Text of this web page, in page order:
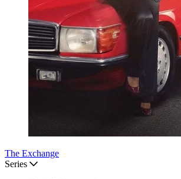
The Exchange
Series